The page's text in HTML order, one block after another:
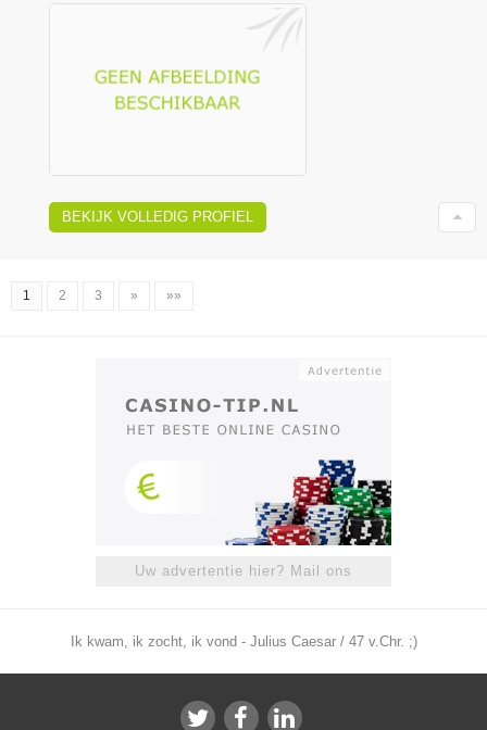
BEKIJK VOLLEDIG PROFIEL
1 2 3 » »»
Uw advertentie hier? Mail ons
Ik kwam, ik zocht, ik vond - Julius Caesar / 47 v.Chr. ;)